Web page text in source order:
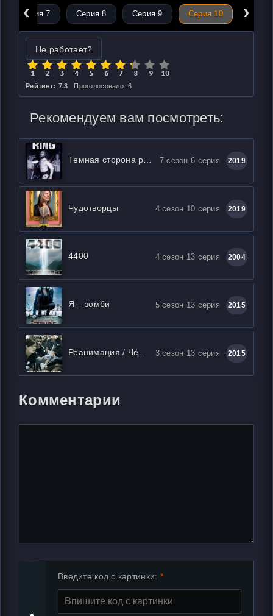
‹
Серия 7 Серия 8 Серия 9 Серия 10 ›
Не работает?
Рейтинг: 7.3 Проголосовало: 6
Рекомендуем вам посмотреть:
7 сезон 6 серия 2019
Чудотворцы 4 сезон 10 серия 2019
4400 4 сезон 13 серия 2004
Я – зомби 5 сезон 13 серия 2015
3 сезон 13 серия 2015
Комментарии
Введите код с картинки: